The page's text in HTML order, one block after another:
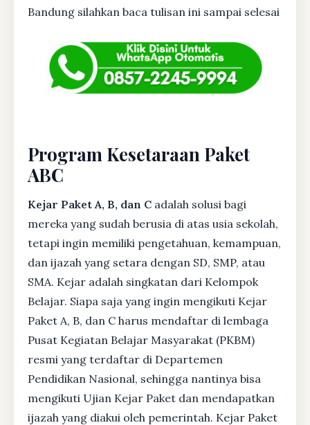
Bandung silahkan baca tulisan ini sampai selesai
Program Kesetaraan Paket
ABC
Kejar Paket A, B, dan C adalah solusi bagi
mereka yang sudah berusia di atas usia sekolah,
tetapi ingin memiliki pengetahuan, kemampuan,
dan ijazah yang setara dengan SD, SMP, atau
SMA. Kejar adalah singkatan dari Kelompok
Belajar. Siapa saja yang ingin mengikuti Kejar
Paket A, B, dan C harus mendaftar di lembaga
Pusat Kegiatan Belajar Masyarakat (PKBM)
resmi yang terdaftar di Departemen
Pendidikan Nasional, sehingga nantinya bisa
mengikuti Ujian Kejar Paket dan mendapatkan
ijazah yang diakui oleh pemerintah. Kejar Paket